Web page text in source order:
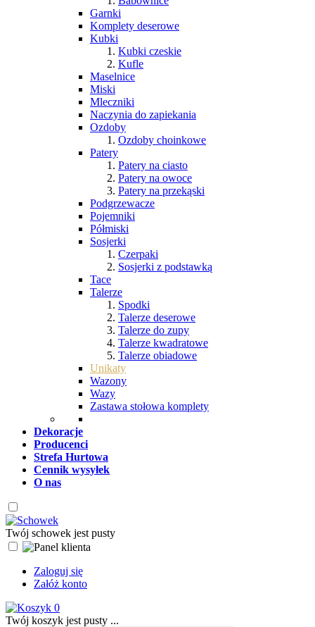
Garnki
Komplety deserowe
Kubki
Kubki czeskie
Kufle
Maselnice
Miski
Mleczniki
Naczynia do zapiekania
Ozdoby
Ozdoby choinkowe
Patery
Patery na ciasto
Patery na owoce
Patery na przekąski
Podgrzewacze
Pojemniki
Półmiski
Sosjerki
Czerpaki
Sosjerki z podstawką
Tace
Talerze
Spodki
Talerze deserowe
Talerze do zupy
Talerze kwadratowe
Talerze obiadowe
Unikaty
Wazony
Wazy
Zastawa stołowa komplety
Dekoracje
Producenci
Strefa Hurtowa
Cennik wysyłek
O nas
Twój schowek jest pusty
Zaloguj się
Załóż konto
0
Twój koszyk jest pusty ...